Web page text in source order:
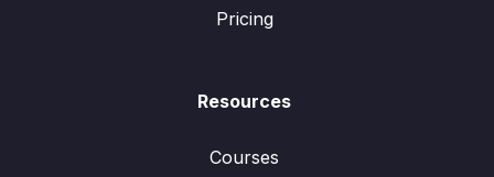
Pricing
Resources
Courses